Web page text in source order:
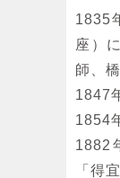
1835
座）
師、
1847
1854
1882
「得